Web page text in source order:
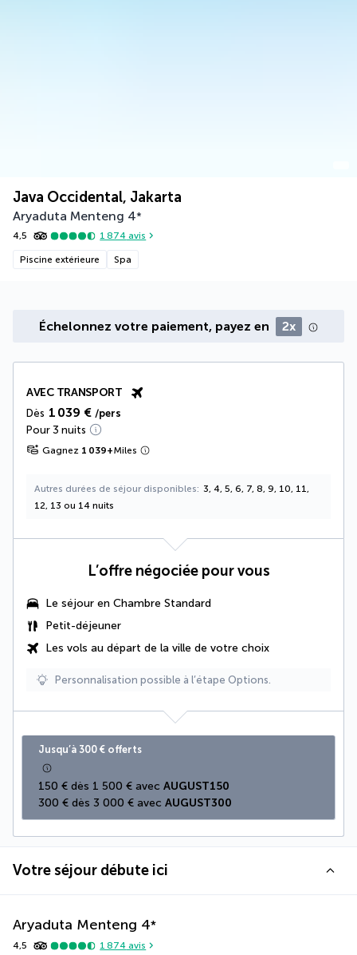
Java Occidental, Jakarta
Aryaduta Menteng 4*
4,5 1 874 avis
Piscine extérieure Spa
Échelonnez votre paiement, payez en 2x
AVEC TRANSPORT
Dès 1 039 € /pers
Pour 3 nuits
Gagnez 1 039+Miles
Autres durées de séjour disponibles
3, 4, 5, 6, 7, 8, 9, 10, 11,
12, 13 ou 14 nuits
L’offre négociée pour vous
Le séjour en Chambre Standard
Petit-déjeuner
Les vols au départ de la ville de votre choix
Personnalisation possible à l’étape Options.
Jusqu’à 300 € offerts
150 € dès 1 500 € avec AUGUST150
300 € dès 3 000 € avec AUGUST300
Votre séjour débute ici
Aryaduta Menteng 4*
4,5 1 874 avis